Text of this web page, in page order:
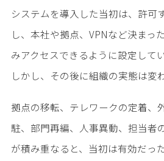
システムを導入した当初は、許可
し、本社や拠点、VPNなど決まっ
みアクセスできるように設定して
しかし、その後に組織の実態は変
拠点の移転、テレワークの定着、
駐、部門再編、人事異動、担当者
が積み重なると、当初は有効だっ